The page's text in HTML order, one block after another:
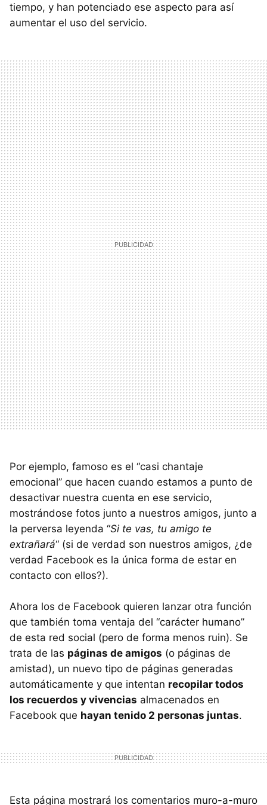
tiempo, y han potenciado ese aspecto para así
aumentar el uso del servicio.
Por ejemplo, famoso es el “casi chantaje
emocional” que hacen cuando estamos a punto de
desactivar nuestra cuenta en ese servicio,
mostrándose fotos junto a nuestros amigos, junto a
la perversa leyenda “Si te vas, tu amigo te
extrañará“ (si de verdad son nuestros amigos, ¿de
verdad Facebook es la única forma de estar en
contacto con ellos?).
Ahora los de Facebook quieren lanzar otra función
que también toma ventaja del “carácter humano”
de esta red social (pero de forma menos ruin). Se
trata de las páginas de amigos (o páginas de
amistad), un nuevo tipo de páginas generadas
automáticamente y que intentan recopilar todos
los recuerdos y vivencias almacenados en
Facebook que hayan tenido 2 personas juntas.
Esta página mostrará los comentarios muro-a-muro